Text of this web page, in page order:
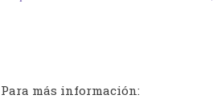
Para más información: